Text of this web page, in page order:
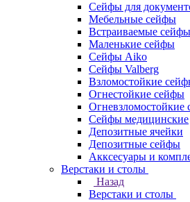
Сейфы для
Мебельные сейфы
Встраиваемые сейфы
Маленькие сейфы
Сейфы Aiko
Сейфы Valberg
Взломостойкие
Огнестойкие сейфы
Огневзломостойкие
Сейфы медицинские
Депозитные ячейки
Депозитные сейфы
Акксесуары и
Верстаки и столы
Назад
Верстаки и столы